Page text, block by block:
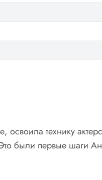
технику
были первые шаги